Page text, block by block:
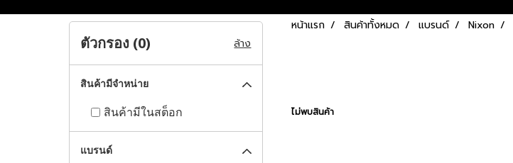
หน้าแรก สินค้าทั้งหมด แบรนด์ Nixon
ไม่พบสินค้า
ตัวกรอง (0) ล้าง
สินค้ามีจำหน่าย
สินค้ามีในสต็อก
แบรนด์